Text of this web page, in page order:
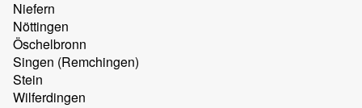
Niefern
Nöttingen
Öschelbronn
Singen (Remchingen)
Stein
Wilferdingen